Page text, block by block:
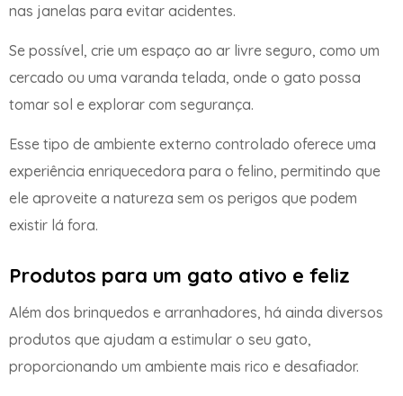
nas janelas para evitar acidentes.
Se possível, crie um espaço ao ar livre seguro, como um
cercado ou uma varanda telada, onde o gato possa
tomar sol e explorar com segurança.
Esse tipo de ambiente externo controlado oferece uma
experiência enriquecedora para o felino, permitindo que
ele aproveite a natureza sem os perigos que podem
existir lá fora.
Produtos para um gato ativo e feliz
Além dos brinquedos e arranhadores, há ainda diversos
produtos que ajudam a estimular o seu gato,
proporcionando um ambiente mais rico e desafiador.